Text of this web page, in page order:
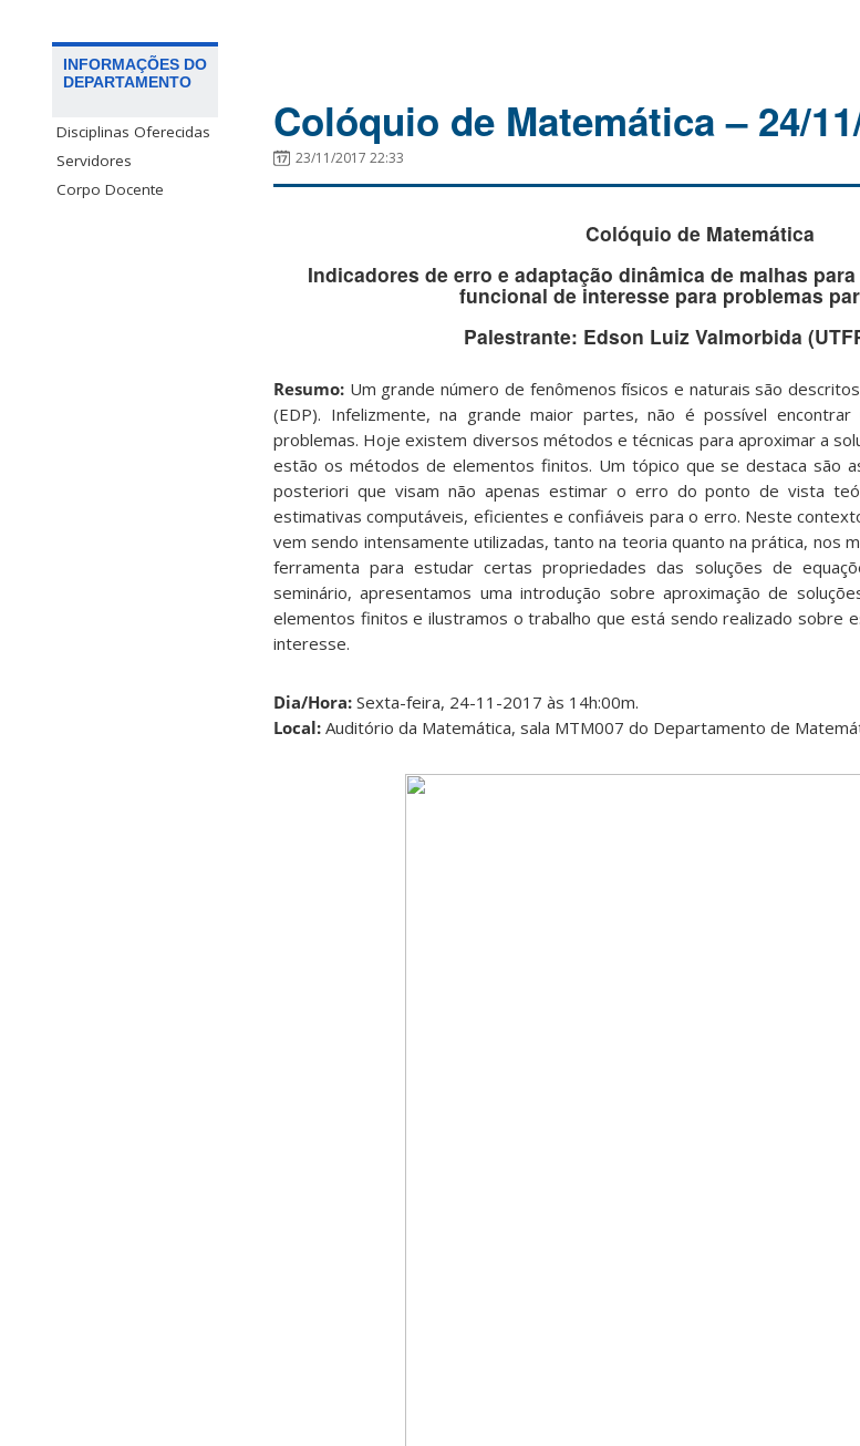
INFORMAÇÕES DO
DEPARTAMENTO
Disciplinas Oferecidas
Servidores
Corpo Docente
Colóquio de Matemática – 24/
23/11/2017 22:33
Colóquio de Matemática
Indicadores de erro e adaptação dinâmica de malhas
funcional de interesse para problemas
Palestrante: Edson Luiz Valmorbida
Resumo: Um grande número de fenômenos físicos e naturais são
(EDP). Infelizmente, na grande maior partes, não é possível encontrar
problemas. Hoje existem diversos métodos e técnicas para aproximar a
estão os métodos de elementos finitos. Um tópico que se destaca são
posteriori que visam não apenas estimar o erro do ponto de vista
estimativas computáveis, eficientes e confiáveis para o erro. Neste
vem sendo intensamente utilizadas, tanto na teoria quanto na prática, nos
ferramenta para estudar certas propriedades das soluções de
seminário, apresentamos uma introdução sobre aproximação de
elementos finitos e ilustramos o trabalho que está sendo realizado sobre
interesse.
Dia/Hora: Sexta-feira, 24-11-2017 às 14h:00m.
Local: Auditório da Matemática, sala MTM007 do Departamento de